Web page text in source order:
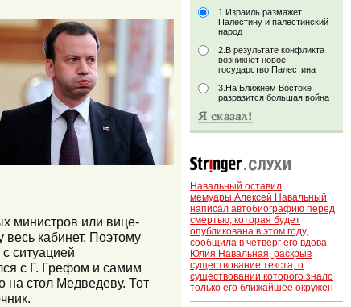
министров или вице-
кабинет. Поэтому
ситуацией
с Г. Грефом и самим
на стол Медведеву. Тот
1.Израиль размажет
Палестину и палестинский
народ
2.В результате конфликта
возникнет новое
государство Палестина
3.На Ближнем Востоке
разразится большая война
Навальный оставил
мемуары.Алексей Навальный
написал автобиографию перед
смертью, которая будет
опубликована в этом году,
сообщила в четверг его вдова
Юлия Навальная, раскрыв
существование текста, о
существовании которого знало
только его ближайшее окружен